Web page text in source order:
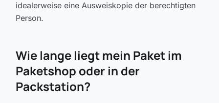
idealerweise eine Ausweiskopie der berechtigten
Person.
Wie lange liegt mein Paket im
Paketshop oder in der
Packstation?